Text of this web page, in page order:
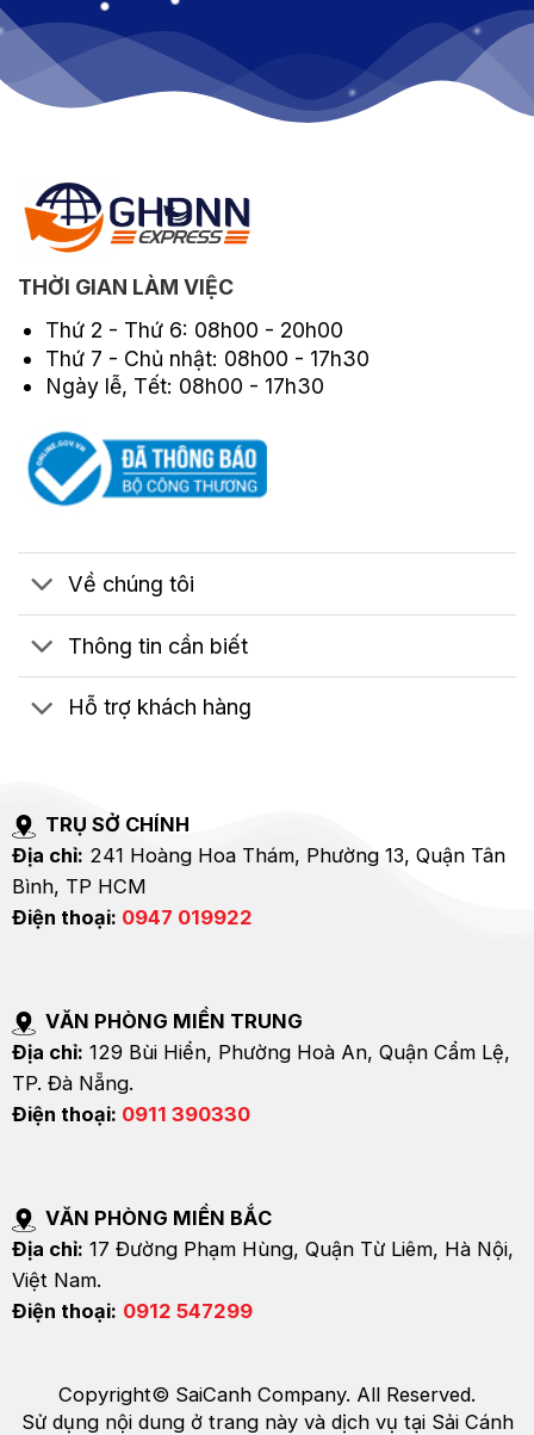
THỜI GIAN LÀM VIỆC
Thứ 2 - Thứ 6: 08h00 - 20h00
Thứ 7 - Chủ nhật: 08h00 - 17h30
Ngày lễ, Tết: 08h00 - 17h30
Về chúng tôi
Thông tin cần biết
Hỗ trợ khách hàng
TRỤ SỞ CHÍNH
Địa chỉ: 241 Hoàng Hoa Thám, Phường 13, Quận Tân
Bình, TP HCM
Điện thoại: 0947 019922
VĂN PHÒNG MIỀN TRUNG
Địa chỉ: 129 Bùi Hiển, Phường Hoà An, Quận Cẩm Lệ,
TP. Đà Nẵng.
Điện thoại: 0911 390330
VĂN PHÒNG MIỀN BẮC
Địa chỉ: 17 Đường Phạm Hùng, Quận Từ Liêm, Hà Nội,
Việt Nam.
Điện thoại: 0912 547299
Copyright© SaiCanh Company. All Reserved.
Sử dụng nội dung ở trang này và dịch vụ tại Sải Cánh